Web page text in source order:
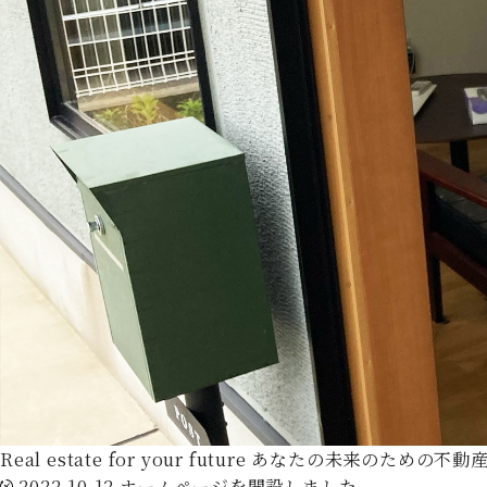
Real estate for your future あなたの未来のための不動